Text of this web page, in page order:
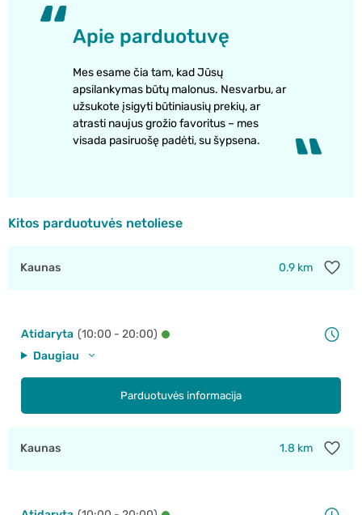
Apie parduotuvę
Mes esame čia tam, kad Jūsų
apsilankymas būtų malonus. Nesvarbu, ar
užsukote įsigyti būtiniausių prekių, ar
atrasti naujus grožio favoritus – mes
visada pasiruošę padėti, su šypsena.
Kitos parduotuvės netoliese
Kaunas 0.9 km
Atidaryta (10:00 - 20:00)
Daugiau
Parduotuvės informacija
Kaunas 1.8 km